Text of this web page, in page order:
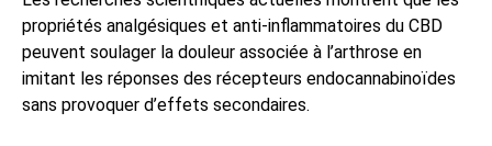
propriétés analgésiques et anti-inflammatoires du CBD
peuvent soulager la douleur associée à l’arthrose en
imitant les réponses des récepteurs endocannabinoïdes
sans provoquer d’effets secondaires.